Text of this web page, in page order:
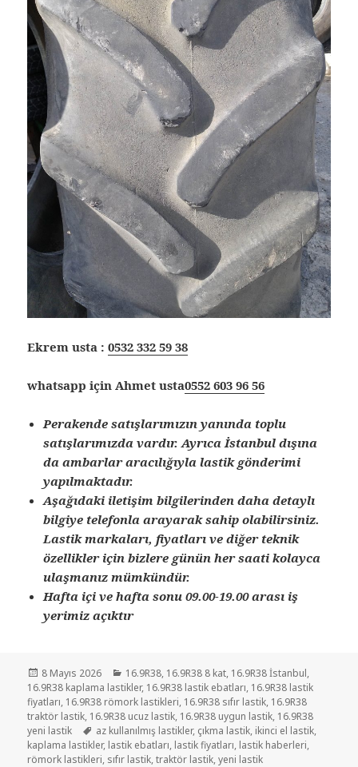
Ekrem usta :0532 332 59 38
whatsapp için Ahmet usta0552 603 96 56
Perakende satışlarımızın yanında toplu
satışlarımızda vardır. Ayrıca İstanbul dışına
da ambarlar aracılığıyla lastik gönderimi
yapılmaktadır.
Aşağıdaki iletişim bilgilerinden daha detaylı
bilgiye telefonla arayarak sahip olabilirsiniz.
Lastik markaları, fiyatları ve diğer teknik
özellikler için bizlere günün her saati kolayca
ulaşmanız mümkündür.
Hafta içi ve hafta sonu 09.00-19.00 arası iş
yerimiz açıktır
Yayın
tarihi
8 Mayıs 2026 Kategoriler
16.9R38, 16.9R38 8 kat, 16.9R38 İstanbul,
16.9R38 kaplama lastikler, 16.9R38 lastik ebatları, 16.9R38 lastik
fiyatları, 16.9R38 römork lastikleri, 16.9R38 sıfır lastik, 16.9R38
traktör lastik, 16.9R38 ucuz lastik, 16.9R38 uygun lastik, 16.9R38
yeni lastik
Etiketler
az kullanılmış lastikler, çıkma lastik, ikinci el lastik,
kaplama lastikler, lastik ebatları, lastik fiyatları, lastik haberleri,
römork lastikleri, sıfır lastik,traktör lastik,yeni lastik